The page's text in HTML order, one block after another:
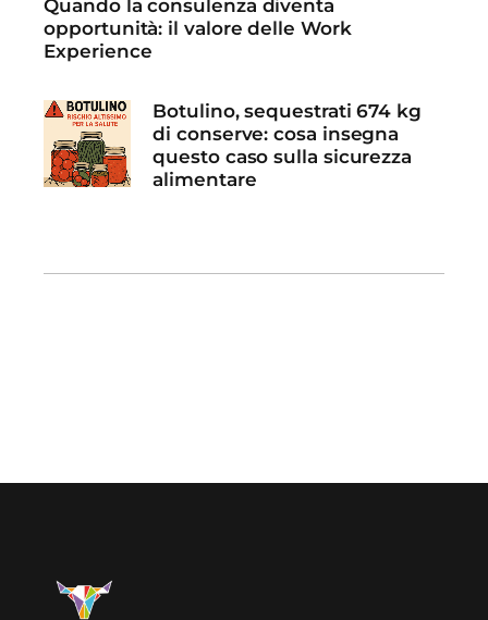
Quando la consulenza diventa
opportunità: il valore delle Work
Experience
Botulino, sequestrati 674 kg
di conserve: cosa insegna
questo caso sulla sicurezza
alimentare